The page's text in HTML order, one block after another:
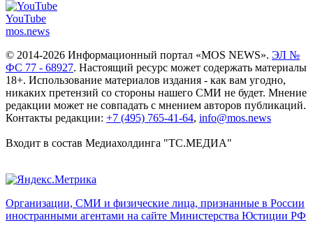
YouTube
mos.news
© 2014-2026 Информационный портал «MOS NEWS». ЭЛ №
ФС 77 - 68927. Настоящий ресурс может содержать материалы
18+. Использование материалов издания - как вам угодно,
никаких претензий со стороны нашего СМИ не будет. Мнение
редакции может не совпадать с мнением авторов публикаций.
Контакты редакции: +7 (495) 765-41-64, info@mos.news
Входит в состав Медиахолдинга "ТС.МЕДИА"
Организации, СМИ и физические лица, признанные в России
иностранными агентами на сайте Министерства Юстиции РФ